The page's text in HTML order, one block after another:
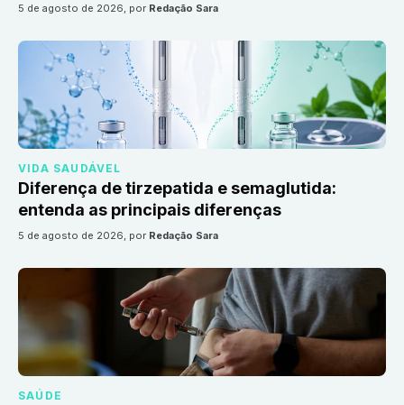
5 de agosto de 2026, por Redação Sara
VIDA SAUDÁVEL
Diferença de tirzepatida e semaglutida:
entenda as principais diferenças
5 de agosto de 2026, por Redação Sara
SAÚDE